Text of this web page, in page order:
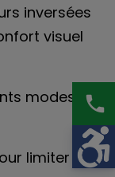
inversées
visuel
modes
limiter
phone